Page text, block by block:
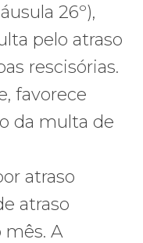
26º),
pelo atraso
rescisórias.
favorece
da multa de
atraso
atraso
mês. A